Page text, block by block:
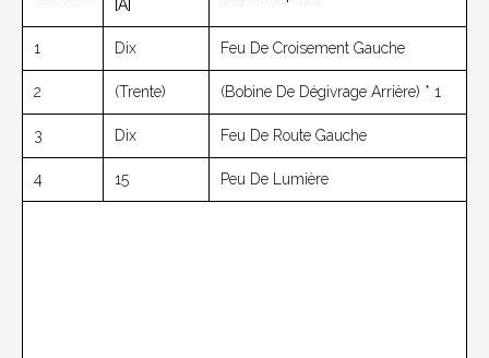
[A]
1 Dix Feu De Croisement Gauche
2 (trente) (Bobine De Dégivrage Arrière) * 1
3 Dix Feu De Route Gauche
4 15 Peu De Lumière